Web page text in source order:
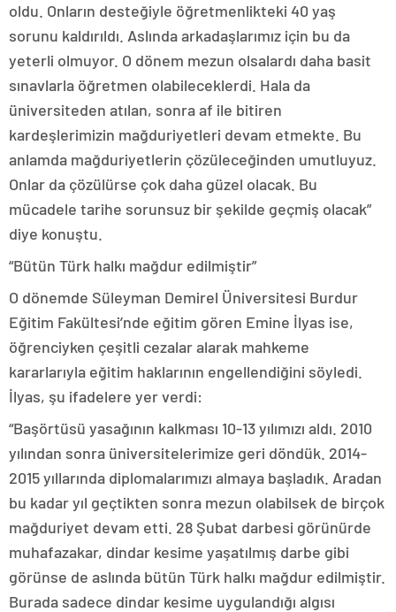
oldu. Onların desteğiyle öğretmenlikteki 40 yaş
sorunu kaldırıldı. Aslında arkadaşlarımız için bu da
yeterli olmuyor. O dönem mezun olsalardı daha basit
sınavlarla öğretmen olabileceklerdi. Hala da
üniversiteden atılan, sonra af ile bitiren
kardeşlerimizin mağduriyetleri devam etmekte. Bu
anlamda mağduriyetlerin çözüleceğinden umutluyuz.
Onlar da çözülürse çok daha güzel olacak. Bu
mücadele tarihe sorunsuz bir şekilde geçmiş olacak”
diye konuştu.
“Bütün Türk halkı mağdur edilmiştir”
O dönemde Süleyman Demirel Üniversitesi Burdur
Eğitim Fakültesi’nde eğitim gören Emine İlyas ise,
öğrenciyken çeşitli cezalar alarak mahkeme
kararlarıyla eğitim haklarının engellendiğini söyledi.
İlyas, şu ifadelere yer verdi:
“Başörtüsü yasağının kalkması 10-13 yılımızı aldı. 2010
yılından sonra üniversitelerimize geri döndük. 2014-
2015 yıllarında diplomalarımızı almaya başladık. Aradan
bu kadar yıl geçtikten sonra mezun olabilsek de birçok
mağduriyet devam etti. 28 Şubat darbesi görünürde
muhafazakar, dindar kesime yaşatılmış darbe gibi
görünse de aslında bütün Türk halkı mağdur edilmiştir.
Burada sadece dindar kesime uygulandığı algısı